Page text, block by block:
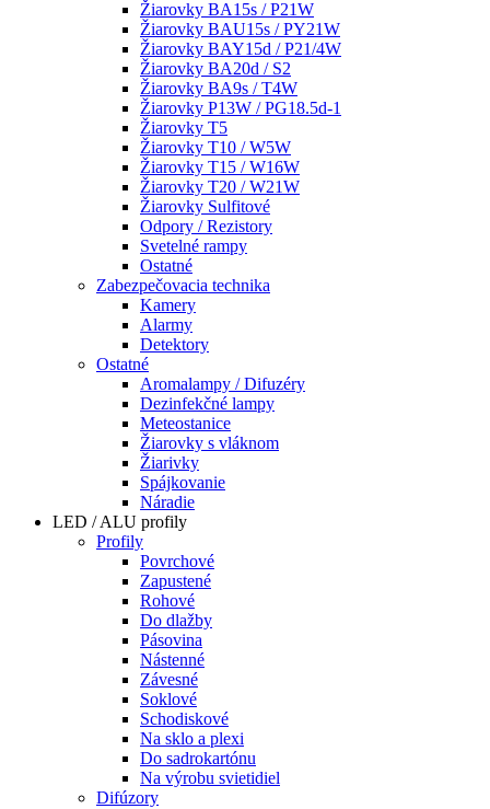
Žiarovky BA15s / P21W
Žiarovky BAU15s / PY21W
Žiarovky BAY15d / P21/4W
Žiarovky BA20d / S2
Žiarovky BA9s / T4W
Žiarovky P13W / PG18.5d-1
Žiarovky T5
Žiarovky T10 / W5W
Žiarovky T15 / W16W
Žiarovky T20 / W21W
Žiarovky Sulfitové
Odpory / Rezistory
Svetelné rampy
Ostatné
Zabezpečovacia technika
Kamery
Alarmy
Detektory
Ostatné
Aromalampy / Difuzéry
Dezinfekčné lampy
Meteostanice
Žiarovky s vláknom
Žiarivky
Spájkovanie
Náradie
LED / ALU profily
Profily
Povrchové
Zapustené
Rohové
Do dlažby
Pásovina
Nástenné
Závesné
Soklové
Schodiskové
Na sklo a plexi
Do sadrokartónu
Na výrobu svietidiel
Difúzory